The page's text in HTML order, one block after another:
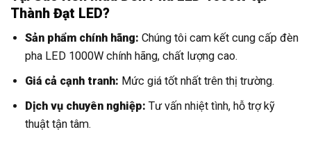
Thành Đạt LED?
Sản phẩm chính hãng: Chúng tôi cam kết cung cấp đèn
pha LED 1000W chính hãng, chất lượng cao.
Giá cả cạnh tranh: Mức giá tốt nhất trên thị trường.
Dịch vụ chuyên nghiệp: Tư vấn nhiệt tình, hỗ trợ kỹ
thuật tận tâm.